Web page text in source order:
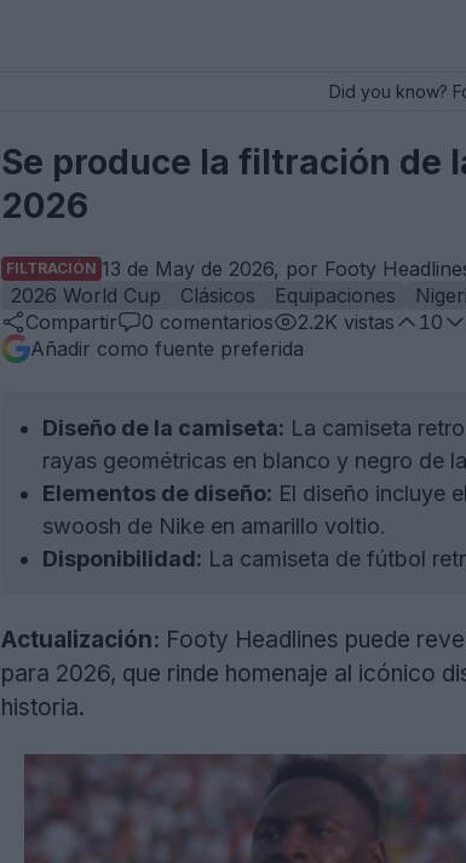
Did you know?
Se produce la filtración de
2026
FILTRACIÓN 13 de May de 2026, por Footy
2026 World Cup
Clásicos Equipaciones
Compartir
0 comentarios 2.2K vistas 10
Añadir como fuente preferida
Diseño de la camiseta: La camiseta
rayas geométricas en blanco y negro de
Elementos de diseño: El diseño incluye
swoosh de Nike en amarillo voltio.
Disponibilidad: La camiseta de fútbol
Actualización: Footy Headlines puede
para 2026, que rinde homenaje al icónico
historia.